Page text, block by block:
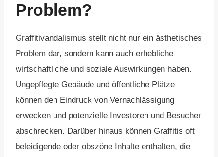
Problem?
Graffitivandalismus stellt nicht nur ein ästhetisches
Problem dar, sondern kann auch erhebliche
wirtschaftliche und soziale Auswirkungen haben.
Ungepflegte Gebäude und öffentliche Plätze
können den Eindruck von Vernachlässigung
erwecken und potenzielle Investoren und Besucher
abschrecken. Darüber hinaus können Graffitis oft
beleidigende oder obszöne Inhalte enthalten, die